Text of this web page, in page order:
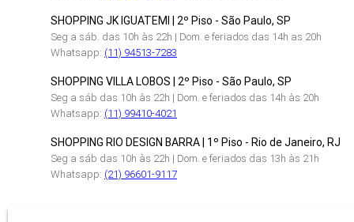
SHOPPING JK IGUATEMI | 2º Piso - São Paulo, SP
Seg a sáb. das 10h às 22h | Dom. e feriados das 14h as 20h
Whatsapp: (11) 94513-7283
SHOPPING VILLA LOBOS | 2º Piso - São Paulo, SP
Seg a sáb das 10h às 22h | Dom. e feriados das 14h às 20h
Whatsapp: (11) 99410-4021
SHOPPING RIO DESIGN BARRA | 1º Piso - Rio de Janeiro, RJ
Seg a sáb das 10h às 22h | Dom. e feriados das 13h às 21h
Whatsapp: (21) 96601-9117